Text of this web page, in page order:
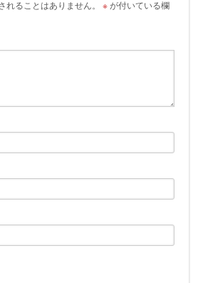
れることはありません。 ※が付いている欄